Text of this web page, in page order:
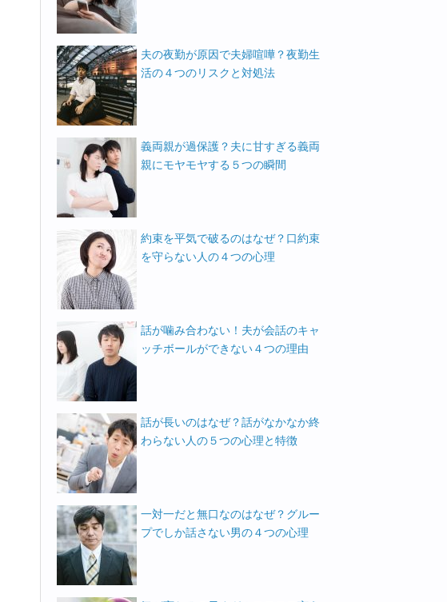
夫の夜勤が原因で夫婦喧嘩？夜勤生
活の４つのリスクと対処法
義両親が過保護？夫に甘すぎる義両
親にモヤモヤする５つの瞬間
約束を平気で破るのはなぜ？口約束
を守らない人の４つの心理
話が噛み合わない！夫が会話のキャ
ッチボールができない４つの理由
話が長いのはなぜ？話がなかなか終
わらない人の５つの心理と特徴
一対一だと無口なのはなぜ？グルー
プでしか話さない男の４つの心理